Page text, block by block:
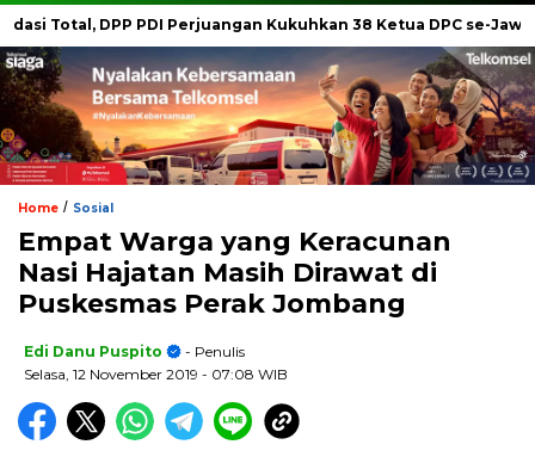
DPP PDI Perjuangan Kukuhkan 38 Ketua DPC se-Jawa
Home / Sosial
Empat Warga yang Keracunan
Nasi Hajatan Masih Dirawat di
Puskesmas Perak Jombang
Edi Danu Puspito
- Penulis
Selasa, 12 November 2019 - 07:08 WIB